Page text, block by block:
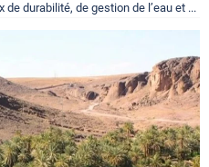
durabilité, de gestion de l’eau et ...